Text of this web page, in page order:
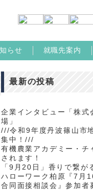
らせ 就職先案内
最新の投稿
企業インタビュー「株式
場」
///令和9年度丹波篠山市
集中！///
有機農業アカデミー・チ
されます！
「9月20日」香りで繋が
ハローワーク柏原『7月
合同面接相談会』参加者